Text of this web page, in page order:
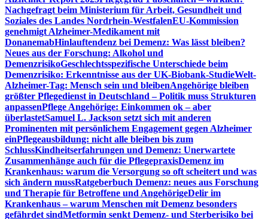
Nachgefragt beim Ministerium für Arbeit, Gesundheit und
Soziales des Landes Nordrhein-WestfalenEU-Kommission
genehmigt Alzheimer-Medikament mit
DonanemabHinlauftendenz bei Demenz: Was lässt bleiben?
Neues aus der Forschung: Alkohol und
DemenzrisikoGeschlechtsspezifische Unterschiede beim
Demenzrisiko: Erkenntnisse aus der UK-Biobank-StudieWelt-
Alzheimer-Tag: Mensch sein und bleibenAngehörige bleiben
größter Pflegedienst in Deutschland – Politik muss Strukturen
anpassenPflege Angehörige: Einkommen ok – aber
überlastetSamuel L. Jackson setzt sich mit anderen
Prominenten mit persönlichem Engagement gegen Alzheimer
einPflegeausbildung: nicht alle bleiben bis zum
SchlussKindheitserfahrungen und Demenz: Unerwartete
Zusammenhänge auch für die PflegepraxisDemenz im
Krankenhaus: warum die Versorgung so oft scheitert und was
sich ändern mussRatgeberbuch Demenz: neues aus Forschung
und Therapie für Betroffene und AngehörigeDelir im
Krankenhaus – warum Menschen mit Demenz besonders
gefährdet sindMetformin senkt Demenz- und Sterberisiko bei